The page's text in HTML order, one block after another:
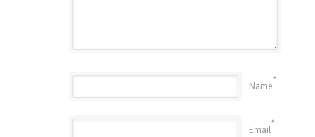
Name
*
Email
*